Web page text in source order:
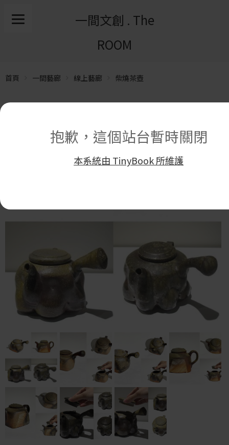
抱歉，這個站台暫時關閉
本系統由 TinyBook 所維護
一間文創 . The
ROOM
首頁 一間藝廊 線上藝廊 柴燒茶壺